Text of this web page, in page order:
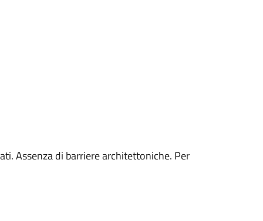
Assenza di barriere architettoniche. Per